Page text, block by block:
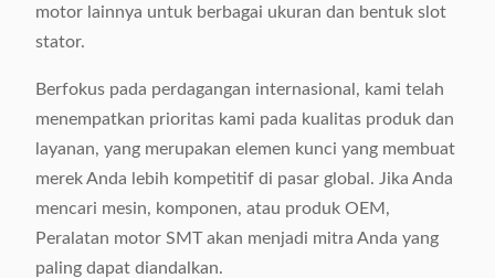
motor lainnya untuk berbagai ukuran dan bentuk slot
stator.
Berfokus pada perdagangan internasional, kami telah
menempatkan prioritas kami pada kualitas produk dan
layanan, yang merupakan elemen kunci yang membuat
merek Anda lebih kompetitif di pasar global. Jika Anda
mencari mesin, komponen, atau produk OEM,
Peralatan motor SMT akan menjadi mitra Anda yang
paling dapat diandalkan.